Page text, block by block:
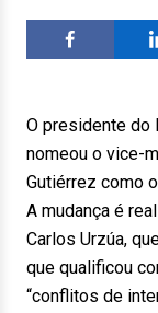
O presidente do
nomeou o vice-
Gutiérrez como
A mudança é
Carlos Urzúa,
que qualificou
“conflitos de